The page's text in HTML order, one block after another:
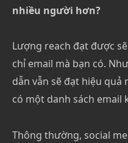
nhiều người hơn?
Lượng reach đạt được
chỉ email mà bạn có.
dẫn vẫn sẽ đạt hiệu
có một danh sách email
Thông thường, social